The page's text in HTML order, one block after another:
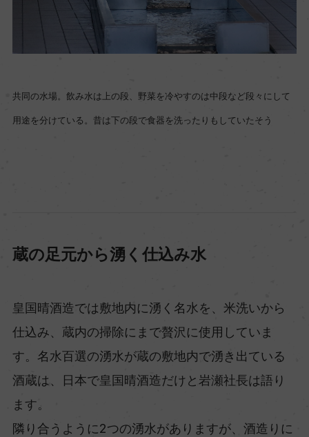
共同の水場。飲み水は上の段、野菜を冷やすのは中段など段々にして
用途を分けている。昔は下の段で食器を洗ったりもしていたそう
蔵の足元から湧く仕込み水
皇国晴酒造では敷地内に湧く名水を、米洗いから
仕込み、蔵内の掃除にまで贅沢に使用していま
す。名水百選の湧水が蔵の敷地内で湧き出ている
酒蔵は、日本で皇国晴酒造だけと岩瀬社長は語り
ます。
隣り合うように2つの湧水がありますが、酒造りに